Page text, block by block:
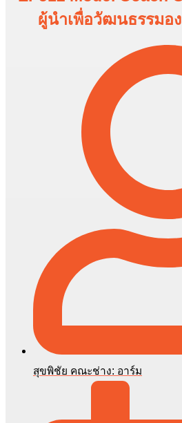
ผู้นำเพื่อวัฒนธรรมอ
สุขพิชัย คณะช่าง: อาร์ม